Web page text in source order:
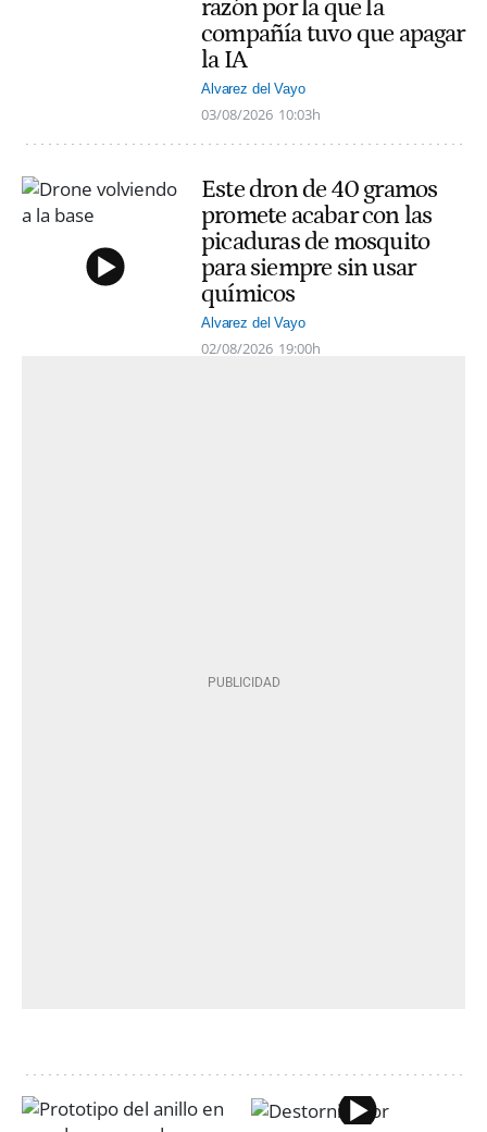
razón por la que la
compañía tuvo que apagar
la IA
Alvarez del Vayo
03/08/2026 10:03h
Este dron de 40 gramos
promete acabar con las
picaduras de mosquito
para siempre sin usar
químicos
Alvarez del Vayo
02/08/2026 19:00h